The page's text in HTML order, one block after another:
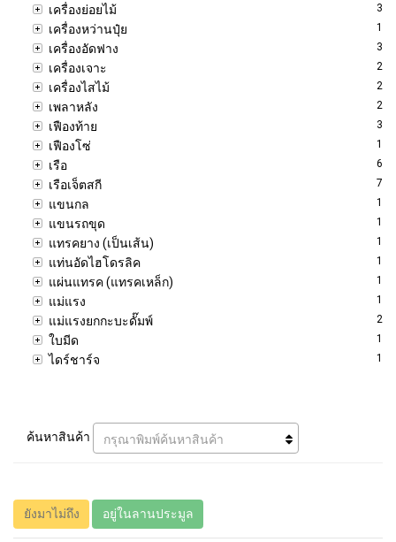
เครื่องย่อยไม้ 3
เครื่องหว่านปุ๋ย 1
เครื่องอัดฟาง 3
เครื่องเจาะ 2
เครื่องไสไม้ 2
เพลาหลัง 2
เฟืองท้าย 3
เฟืองโซ่ 1
เรือ 6
เรือเจ็ตสกี 7
แขนกล 1
แขนรถขุด 1
แทรคยาง (เป็นเส้น) 1
แท่นอัดไฮโดรลิค 1
แผ่นแทรค (แทรคเหล็ก) 1
แม่แรง 1
แม่แรงยกกะบะดั๊มพ์ 2
ใบมีด 1
ไดร์ชาร์จ 1
ค้นหาสินค้า กรุณาพิมพ์ค้นหาสินค้า
ยังมาไม่ถึง อยู่ในลานประมูล